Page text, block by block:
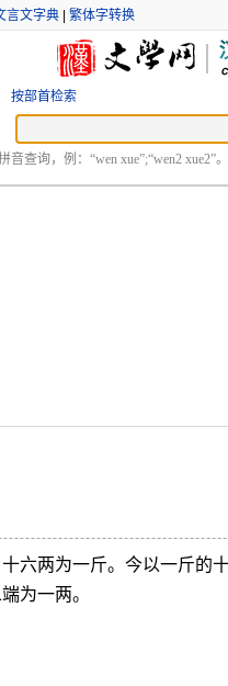
言文字典| 繁体字转换
按部首检索
音查询，例：“wen xue”;“wen2 xue2”
六两为一斤。今以一斤的
为一两。